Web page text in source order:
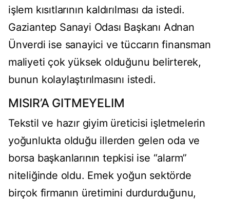
işlem kısıtlarının kaldırılması da istedi.
Gaziantep Sanayi Odası Başkanı Adnan
Ünverdi ise sanayici ve tüccarın finansman
maliyeti çok yüksek olduğunu belirterek,
bunun kolaylaştırılmasını istedi.
MISIR’A GITMEYELIM
Tekstil ve hazır giyim üreticisi işletmelerin
yoğunlukta olduğu illerden gelen oda ve
borsa başkanlarının tepkisi ise “alarm”
niteliğinde oldu. Emek yoğun sektörde
birçok firmanın üretimini durdurduğunu,